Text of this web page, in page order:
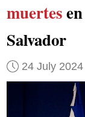
muertesen
Salvador
24 July 2024